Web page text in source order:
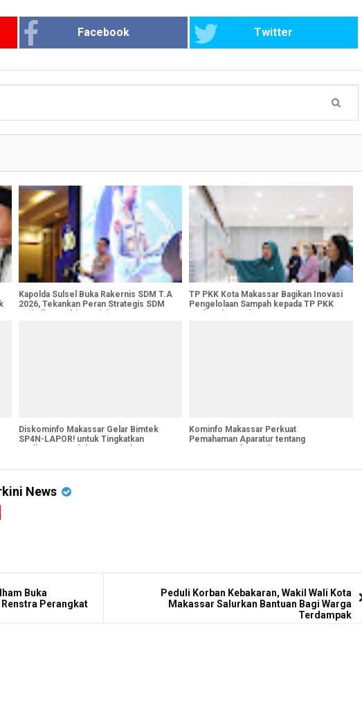
Facebook Twitter
Kapolda Sulsel Buka Rakernis SDM T.A
2026, Tekankan Peran Strategis SDM
TP PKK Kota Makassar Bagikan Inovasi
Pengelolaan Sampah kepada TP PKK
Diskominfo Makassar Gelar Bimtek
SP4N-LAPOR! untuk Tingkatkan
Kominfo Makassar Perkuat
Pemahaman Aparatur tentang
News
Buka
Perangkat
Peduli Korban Kebakaran, Wakil Wali Kota
Makassar Salurkan Bantuan Bagi Warga
Terdampak